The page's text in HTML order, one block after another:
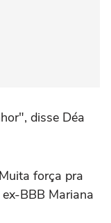
disse Déa
força pra
BBB Mariana